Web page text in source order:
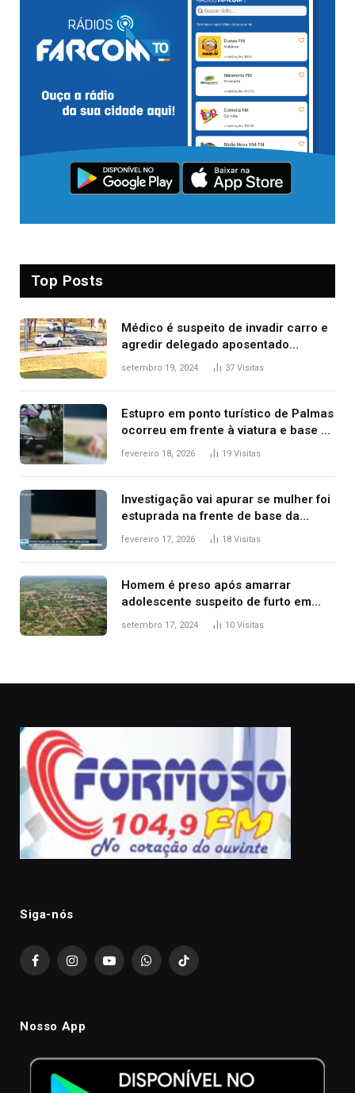
Top Posts
Médico é suspeito de invadir carro e
agredir delegado aposentado
durante confusão no trânsito
setembro 19, 2024 37 Visitas
Estupro em ponto turístico de Palmas
ocorreu em frente à viatura e base de
segurança; polícia investiga
fevereiro 18, 2026 19 Visitas
Investigação vai apurar se mulher foi
estuprada na frente de base da
Guarda Metropolitana de Palmas, diz
fevereiro 17, 2026 18 Visitas
Homem é preso após amarrar
adolescente suspeito de furto em
estaca de cerca e agredi-lo
setembro 17, 2024 10 Visitas
Siga-nós
FacebookInstagramYouTubeWhatsAppTikTok
Nosso App